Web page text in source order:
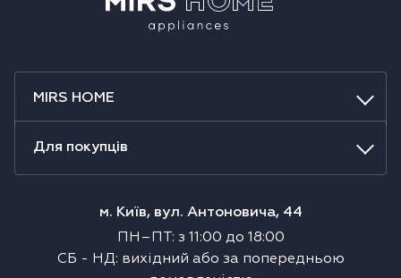
MIRS HOME
Для покупців
м. Київ, вул. Антоновича, 44
ПН–ПТ : з 11:00 до 18:00
СБ - НД: вихідний або за попередньою